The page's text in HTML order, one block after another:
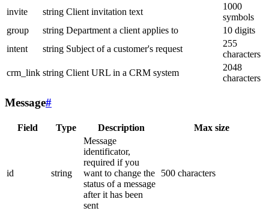
invite
string Client invitation text
1000
symbols
group
string Department a client applies to
10 digits
intent
string Subject of a customer's request
255
characters
crm_link string Client URL in a CRM system
2048
characters
Message#
Field Type Description Max size
id string
Message
identificator,
required if you
want to change the
status of a message
after it has been
sent
500 characters